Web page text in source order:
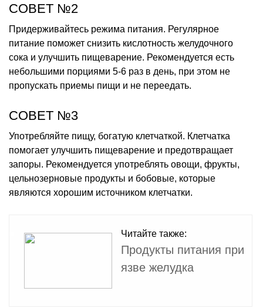
СОВЕТ №2
Придерживайтесь режима питания. Регулярное
питание поможет снизить кислотность желудочного
сока и улучшить пищеварение. Рекомендуется есть
небольшими порциями 5-6 раз в день, при этом не
пропускать приемы пищи и не переедать.
СОВЕТ №3
Употребляйте пищу, богатую клетчаткой. Клетчатка
помогает улучшить пищеварение и предотвращает
запоры. Рекомендуется употреблять овощи, фрукты,
цельнозерновые продукты и бобовые, которые
являются хорошим источником клетчатки.
Читайте также:
Продукты питания при
язве желудка